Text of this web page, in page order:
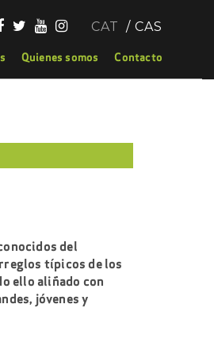
CAT CAS
Quienes somos Contacto
del
típicos de los
ello aliñado con
jóvenes y